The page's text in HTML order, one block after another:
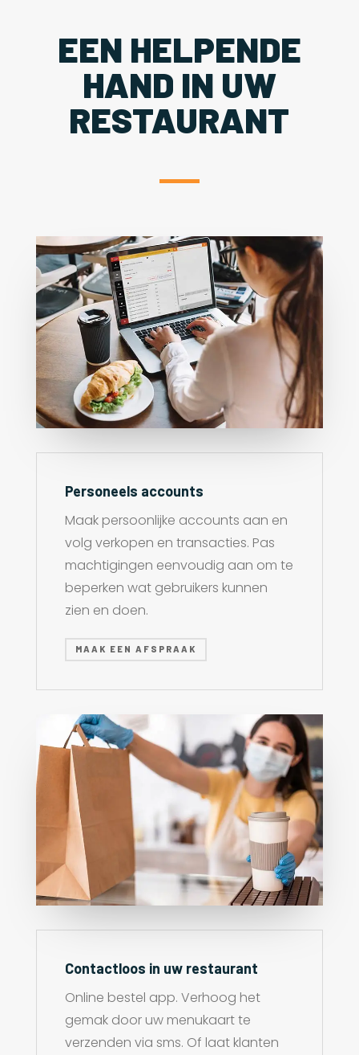
EEN HELPENDE
HAND IN UW
RESTAURANT
Personeels accounts
Maak persoonlijke accounts aan en
volg verkopen en transacties. Pas
machtigingen eenvoudig aan om te
beperken wat gebruikers kunnen
zien en doen.
MAAK EEN AFSPRAAK
Contactloos in uw restaurant
Online bestel app. Verhoog het
gemak door uw menukaart te
verzenden via sms. Of laat klanten